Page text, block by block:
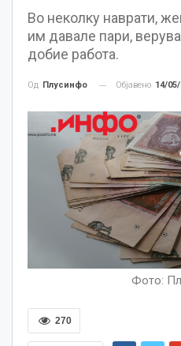
Во неколку наврати,
им давале пари,
добие работа.
Од Плусинфо Објавено 14/
Фото:
270